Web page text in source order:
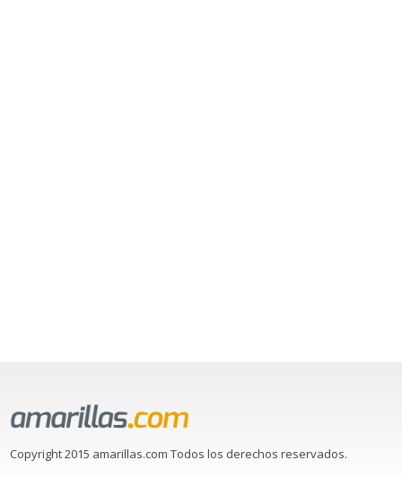
Copyright 2015 amarillas.com Todos los derechos reservados.